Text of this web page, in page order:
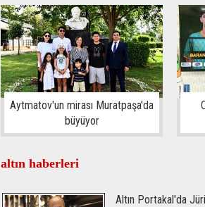
Aytmatov'un mirası Muratpaşa'da
büyüyor
altın haberleri
Altın Portakal'da